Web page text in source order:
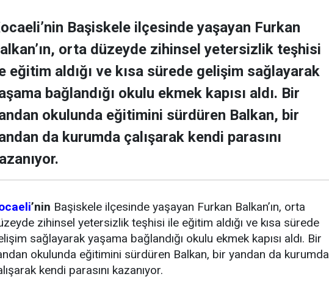
Başiskele ilçesinde yaşayan Furkan
orta düzeyde zihinsel yetersizlik teşhisi
eğitim aldığı ve kısa sürede gelişim sağlayarak
bağlandığı okulu ekmek kapısı aldı. Bir
okulunda eğitimini sürdüren Balkan, bir
da kurumda çalışarak kendi parasını
’nin Başiskele ilçesinde yaşayan Furkan Balkan’ın, orta
zihinsel yetersizlik teşhisi ile eğitim aldığı ve kısa sürede
sağlayarak yaşama bağlandığı okulu ekmek kapısı aldı. Bir
okulunda eğitimini sürdüren Balkan, bir yandan da kurumda
kendi parasını kazanıyor.